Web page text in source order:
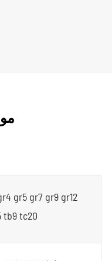
gr5 gr7 gr9 gr12
tb9 tc20